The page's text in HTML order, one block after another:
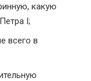
какую
I;
всего в